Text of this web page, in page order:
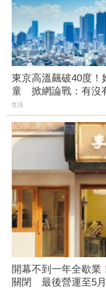
東京高溫飆破40度！
童 掀網論戰：有沒
生活
開幕不到一年全歇業
關閉 最後營運至5月